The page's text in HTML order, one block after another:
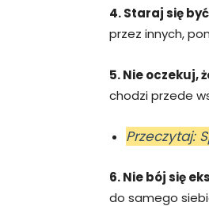
4. Staraj się
przez innych,
5. Nie oczekuj,
chodzi przede
Przeczytaj:
6. Nie bój się
do samego